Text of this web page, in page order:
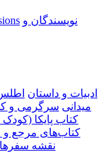
نویسندگان و
ادبیات و داستان
میدانی سرگرمی و
کتاب‌ پایکا
کتاب‌های مرجع و
نقشه